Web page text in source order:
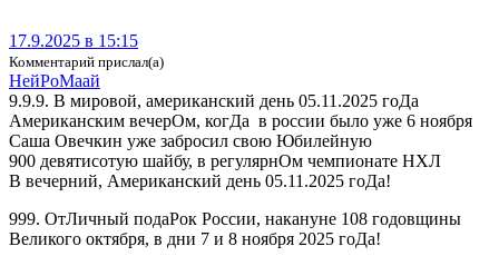
17.9.2025 в 15:15
Комментарий прислал(а)
Ней­Ро­Ма­ай
9.9.9. В мировой, американский день 05.11.2025 гоДа
Американским вечерОм, когДа в россии было уже 6 ноября
Саша Овечкин уже забросил свою Юбилейную
900 девятисотую шайбу, в регулярнОм чемпионате НХЛ
В вечерний, Американский день 05.11.2025 гоДа!
999. ОтЛичный подаРок России, накануне 108 годовщины
Великого октября, в дни 7 и 8 ноября 2025 гоДа!